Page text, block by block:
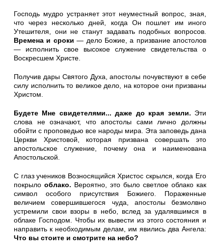
Господь мудро устраняет этот неуместный вопрос, зная,
что че­рез несколько дней, когда Он пошлет им иного
Утешителя, они не станут задавать подобных вопросов.
Времена и сроки— дело Божие, а призвание апостолов
— исполнить свое высокое служе­ние свидетельства о
Воскресшем Христе.
Получив дары Святого Духа, апостолы почувствуют в себе
силу исполнить то великое дело, на которое они призваны
Христом.
Будете Мне свидетелями... даже до края земли. Эти
слова не означают, что апостолы сами лично должны
обойти с пропо­ведью все народы мира. Эта заповедь дана
Церкви Христовой, ко­торая призвана совершать это
апостольское служение, почему она и наименована
Апостольской.
С глаз учеников Возносящийся Христос скрылся, когда Его
по­крыло облако. Вероятно, это было светлое облако как
символ осо­бого присутствия Божиего. Пораженные
величием совершившего­ся чуда, апостолы безмолвно
устремили свои взоры в небо, вслед за удалявшимся в
облаке Господом. Чтобы их вывести из этого состояния и
направить к необходимым делам, им явились два Ан­гела:
Что вы стоите и смотрите на небо?